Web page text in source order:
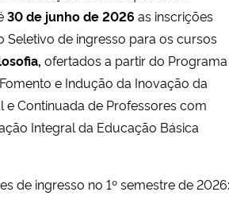
Inovações e Comunicações
30 de junho de 2026 as inscrições
Seletivo de ingresso para os cursos
ofertados a partir do Programa
e Indução da Inovação da
e Continuada de Professores com
Integral da Educação Básica
de ingresso no 1º semestre de 2026: